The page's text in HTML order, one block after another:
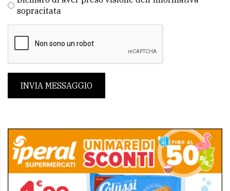
sopracitata
INVIA MESSAGGIO